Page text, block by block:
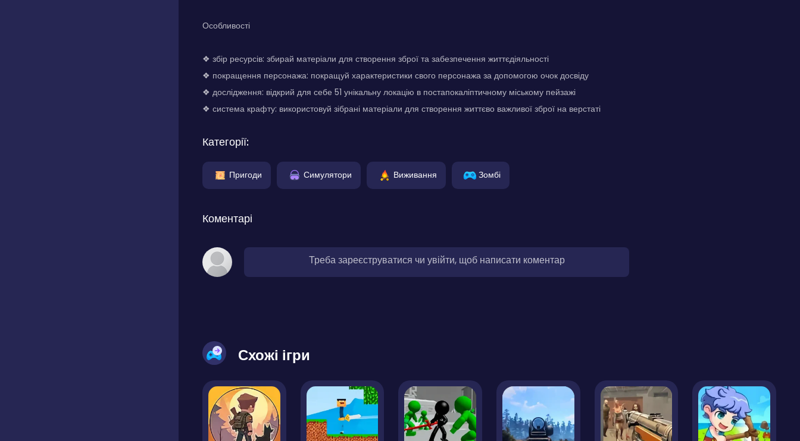
Особливості
❖ збір ресурсів: збирай матеріали для створення зброї та забезпечення життєдіяльності
❖ покращення персонажа: покращуй характеристики свого персонажа за допомогою очок досвіду
❖ дослідження: відкрий для себе 51 унікальну локацію в постапокаліптичному міському пейзажі
❖ система крафту: використовуй зібрані матеріали для створення життєво важливої зброї на верстаті
Категорії:
Пригоди Симулятори Виживання Зомбі
Коментарі
Треба зареєструватися чи увійти, щоб написати коментар
Схожі ігри